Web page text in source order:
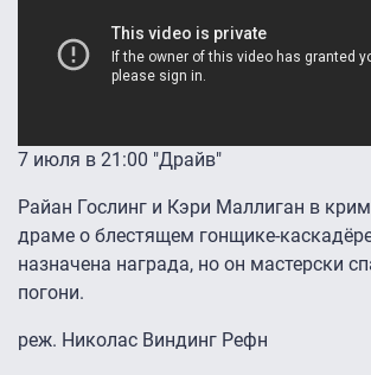
7 июля в 21:00 "Драйв"
Райан Гослинг и Кэри Маллиган в
драме о блестящем гонщике-
назначена награда, но он мастерски
погони.
реж. Николас Виндинг Рефн